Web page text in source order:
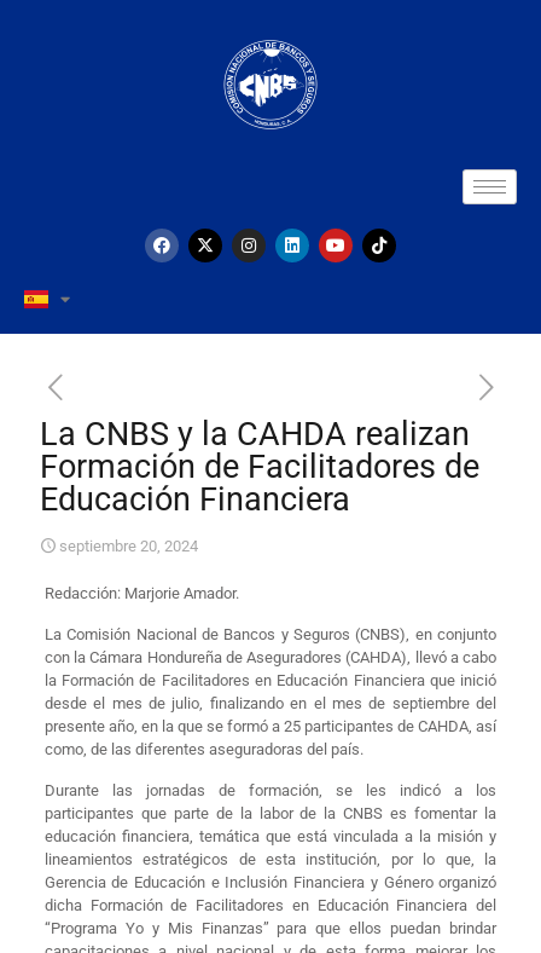
La CNBS y la CAHDA realizan
Formación de Facilitadores de
Educación Financiera
septiembre 20, 2024
Redacción: Marjorie Amador.
La Comisión Nacional de Bancos y Seguros (CNBS), en conjunto
con la Cámara Hondureña de Aseguradores (CAHDA), llevó a cabo
la Formación de Facilitadores en Educación Financiera que inició
desde el mes de julio, finalizando en el mes de septiembre del
presente año, en la que se formó a 25 participantes de CAHDA, así
como, de las diferentes aseguradoras del país.
Durante las jornadas de formación, se les indicó a los
participantes que parte de la labor de la CNBS es fomentar la
educación financiera, temática que está vinculada a la misión y
lineamientos estratégicos de esta institución, por lo que, la
Gerencia de Educación e Inclusión Financiera y Género organizó
dicha Formación de Facilitadores en Educación Financiera del
“Programa Yo y Mis Finanzas” para que ellos puedan brindar